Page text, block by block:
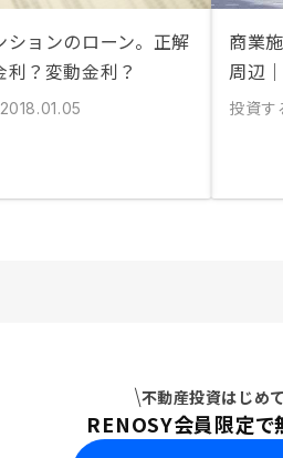
ションのローン。正解
利？変動金利？
2018.01.05
商業
周辺
投資す
不動産投資はじめ
RENOSY会員限定で